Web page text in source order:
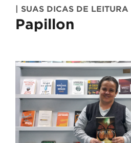
| SUAS DICAS DE LEITURA
Papillon